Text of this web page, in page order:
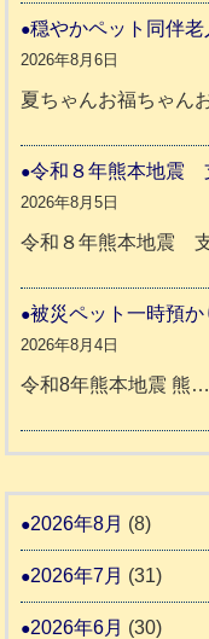
穏やかペット同伴
2026年8月6日
夏ちゃんお福ちゃ
令和８年熊本地震
2026年8月5日
令和８年熊本地震
被災ペット一時預
2026年8月4日
令和8年熊本地震 熊
2026年8月 (8)
2026年7月 (31)
2026年6月 (30)